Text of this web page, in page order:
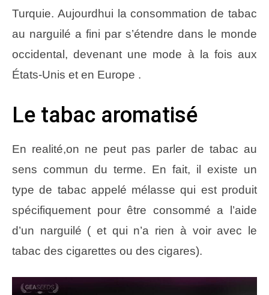
Turquie. Aujourdhui la consommation de tabac
au narguilé a fini par s’étendre dans le monde
occidental, devenant une mode à la fois aux
États-Unis et en Europe .
Le tabac aromatisé
En realité,on ne peut pas parler de tabac au
sens commun du terme. En fait, il existe un
type de tabac appelé mélasse qui est produit
spécifiquement pour être consommé a l’aide
d’un narguilé ( et qui n’a rien à voir avec le
tabac des cigarettes ou des cigares).